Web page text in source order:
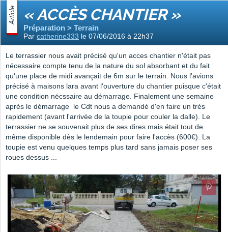
Article « ACCÈS CHANTIER »
Préparation > Terrain
Par catherine333 le 07/06/2016 à 22h37
Le terrassier nous avait précisé qu'un acces chantier n'était pas
nécessaire compte tenu de la nature du sol absorbant et du fait
qu'une place de midi avançait de 6m sur le terrain. Nous l'avions
précisé à maisons lara avant l'ouverture du chantier puisque c'était
une condition nécssaire au démarrage. Finalement une semaine
après le démarrage le Cdt nous a demandé d'en faire un très
rapidement (avant l'arrivée de la toupie pour couler la dalle). Le
terrassier ne se souvenait plus de ses dires mais était tout de
même disponible dès le lendemain pour faire l'accès (600€). La
toupie est venu quelques temps plus tard sans jamais poser ses
roues dessus ...